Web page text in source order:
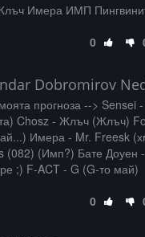
Имера ИМП
0
Dobromirov
прогноза --> Sensei -
Chosz - Жлъч (Жлъч)
Имера - Mr. Freesk
(082) (Имп?) Бате Доуен
;) F-ACT - G (G-то май)
0